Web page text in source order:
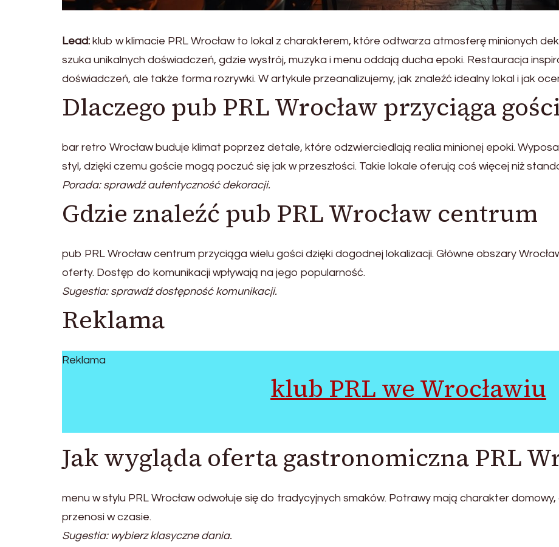
Lead: klub w klimacie PRL Wrocław to lokal z charakterem, które odtwarza atmosferę minionych
szuka unikalnych doświadczeń, gdzie wystrój, muzyka i menu oddają ducha epoki. Restauracja
doświadczeń, ale także forma rozrywki. W artykule przeanalizujemy, jak znaleźć idealny lokal i jak
Dlaczego pub PRL Wrocław przyciąga
bar retro Wrocław buduje klimat poprzez detale, które odzwierciedlają realia minionej epoki.
styl, dzięki czemu goście mogą poczuć się jak w przeszłości. Takie lokale oferują coś więcej niż
Porada: sprawdź autentyczność dekoracji.
Gdzie znaleźć pub PRL Wrocław centrum
pub PRL Wrocław centrum przyciąga wielu gości dzięki dogodnej lokalizacji. Główne obszary
oferty. Dostęp do komunikacji wpływają na jego popularność.
Sugestia: sprawdź dostępność komunikacji.
Reklama
Reklama
klub PRL we Wrocławiu
Jak wygląda oferta gastronomiczna PRL
menu w stylu PRL Wrocław odwołuje się do tradycyjnych smaków. Potrawy mają charakter
przenosi w czasie.
Sugestia: wybierz klasyczne dania.